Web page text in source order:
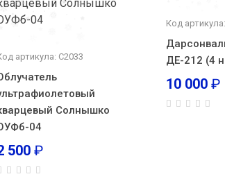
артикула: С2033
Солнышко
04
500 ₽
Код
ДЕ-212 (4
10 000 ₽